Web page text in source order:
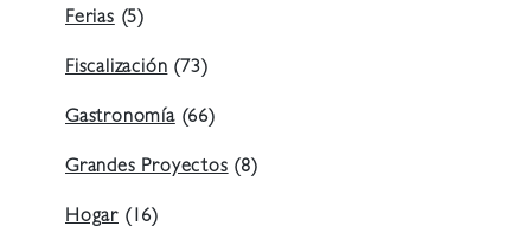
Ferias(5)
Fiscalización(73)
Gastronomía(66)
Grandes Proyectos(8)
Hogar (16)